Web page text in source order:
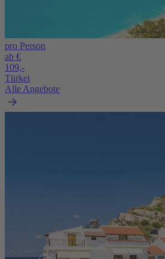
pro Person
ab €
109,-
Türkei
Alle Angebote